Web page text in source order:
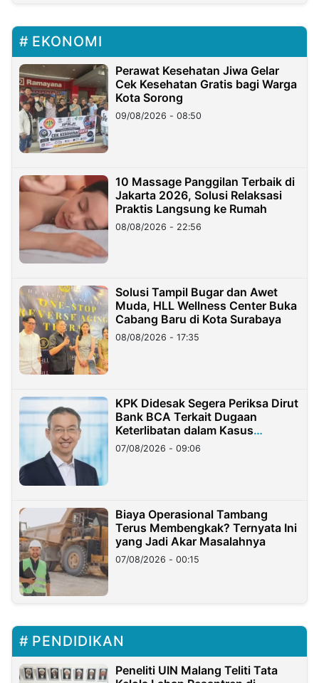
EKONOMI
Perawat Kesehatan Jiwa Gelar
Cek Kesehatan Gratis bagi Warga
Kota Sorong
09/08/2026 - 08:50
10 Massage Panggilan Terbaik di
Jakarta 2026, Solusi Relaksasi
Praktis Langsung ke Rumah
08/08/2026 - 22:56
Solusi Tampil Bugar dan Awet
Muda, HLL Wellness Center Buka
Cabang Baru di Kota Surabaya
08/08/2026 - 17:35
KPK Didesak Segera Periksa Dirut
Bank BCA Terkait Dugaan
Keterlibatan dalam Kasus
Hilangnya Dana Nasabah Rp2,58
Miliar
07/08/2026 - 09:06
Biaya Operasional Tambang
Terus Membengkak? Ternyata Ini
yang Jadi Akar Masalahnya
07/08/2026 - 00:15
PENDIDIKAN
Peneliti UIN Malang Teliti Tata